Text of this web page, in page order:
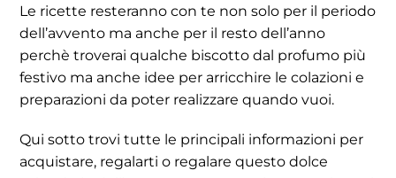
Le ricette resteranno con te non solo per il periodo
dell’avvento ma anche per il resto dell’anno
perchè troverai qualche biscotto dal profumo più
festivo ma anche idee per arricchire le colazioni e
preparazioni da poter realizzare quando vuoi.
Qui sotto trovi tutte le principali informazioni per
acquistare, regalarti o regalare questo dolce